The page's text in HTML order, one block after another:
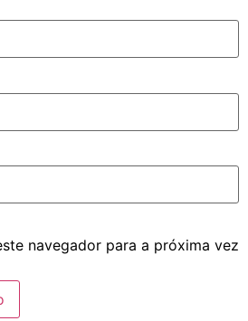
navegador para a próxima vez